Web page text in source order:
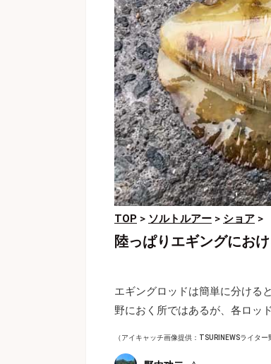
TOP > ソルトルアー > ショア >
陸っぱりエギングにお
エギングロッドは簡単に分ける
野におく所ではあるが、各ロッ
（アイキャッチ画像提供：TSURINEWSライター